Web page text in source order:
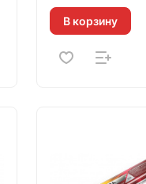
В корзину